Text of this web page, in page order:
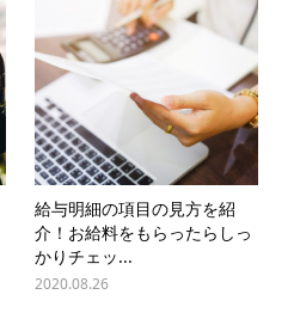
給与明細の項目の見方を紹
介！お給料をもらったらしっ
かりチェッ...
2020.08.26